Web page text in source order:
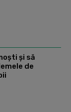
și să
de